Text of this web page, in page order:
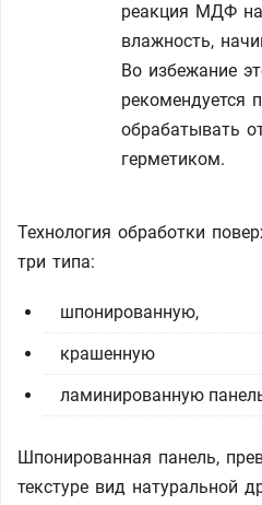
реакция МДФ
влажность,
Во избежание
рекомендуется
обрабатывать
герметиком.
Технология обработки
три типа:
шпонированную,
крашенную
ламинированную
Шпонированная панель,
текстуре вид натуральной